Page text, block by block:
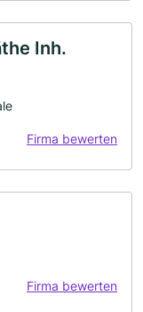
Inh.
Firma bewerten
Firma bewerten